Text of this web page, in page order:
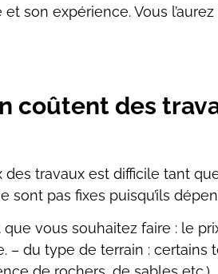
et son expérience. Vous
coûtent des
travaux est difficile tant
sont pas fixes puisqu’ils
vous souhaitez faire : le
– du type de terrain : certains